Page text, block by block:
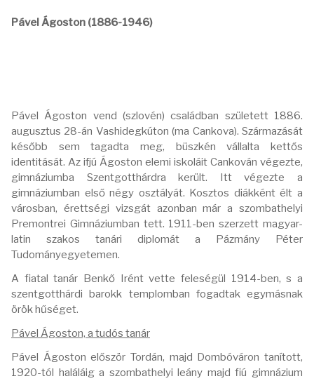
Pável Ágoston (1886-1946)
Pável Ágoston vend (szlovén) családban született 1886.
augusztus 28-án Vashidegkúton (ma Cankova). Származását
később sem tagadta meg, büszkén vállalta kettős
identitását. Az ifjú Ágoston elemi iskoláit Cankován végezte,
gimnáziumba Szentgotthárdra került. Itt végezte a
gimnáziumban első négy osztályát. Kosztos diákként élt a
városban, érettségi vizsgát azonban már a szombathelyi
Premontrei Gimnáziumban tett. 1911-ben szerzett magyar-
latin szakos tanári diplomát a Pázmány Péter
Tudományegyetemen.
A fiatal tanár Benkő Irént vette feleségül 1914-ben, s a
szentgotthárdi barokk templomban fogadtak egymásnak
örök hűséget.
Pável Ágoston, a tudós tanár
Pável Ágoston először Tordán, majd Dombóváron tanított,
1920-tól haláláig a szombathelyi leány majd fiú gimnázium